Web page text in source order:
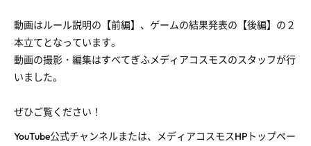
動画はルール説明の【前編】、ゲームの結果発表の【後編】の２
本立てとなっています。
動画の撮影・編集はすべてぎふメディアコスモスのスタッフが行
いました。
ぜひご覧ください！
YouTube公式チャンネルまたは、メディアコスモスHPトップペー